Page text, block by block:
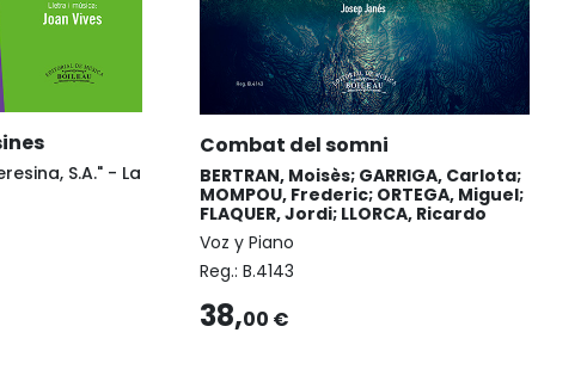
S.A." - La
Combat del somni
BERTRAN, Moisès; GARRIGA, Carlota;
MOMPOU, Frederic; ORTEGA, Miguel;
FLAQUER, Jordi; LLORCA, Ricardo
Voz y Piano
Reg.: B.4143
38,00 €